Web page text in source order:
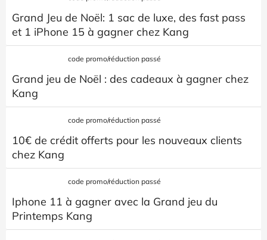
Grand Jeu de Noël: 1 sac de luxe, des fast pass
et 1 iPhone 15 à gagner chez Kang
code promo/réduction passé
Grand jeu de Noël : des cadeaux à gagner chez
Kang
code promo/réduction passé
10€ de crédit offerts pour les nouveaux clients
chez Kang
code promo/réduction passé
Iphone 11 à gagner avec la Grand jeu du
Printemps Kang